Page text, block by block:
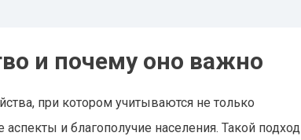
и почему оно важно
при котором учитываются не только
и благополучие населения. Такой подход